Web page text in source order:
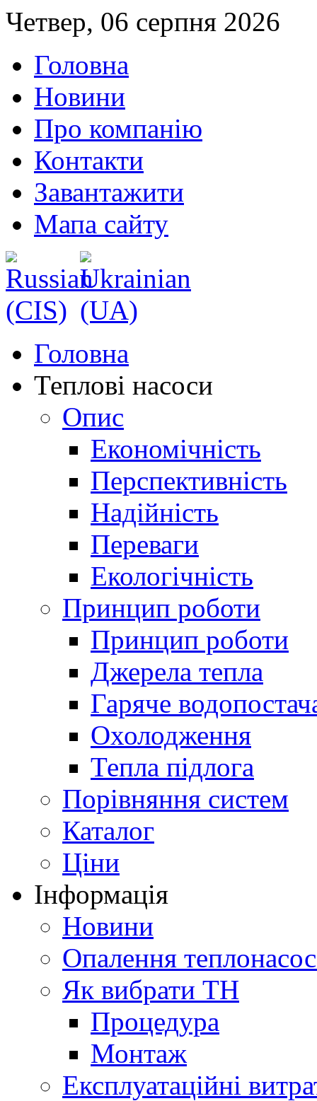
Четвер, 06 серпня 2026
Головна
Новини
Про компанію
Контакти
Завантажити
Мапа сайту
Головна
Теплові насоси
Опис
Економічність
Перспективність
Надійність
Переваги
Екологічність
Принцип роботи
Принцип роботи
Джерела тепла
Гаряче
Охолодження
Тепла підлога
Порівняння систем
Каталог
Ціни
Інформація
Новини
Опалення
Як вибрати ТН
Процедура
Монтаж
Експлуатаційні